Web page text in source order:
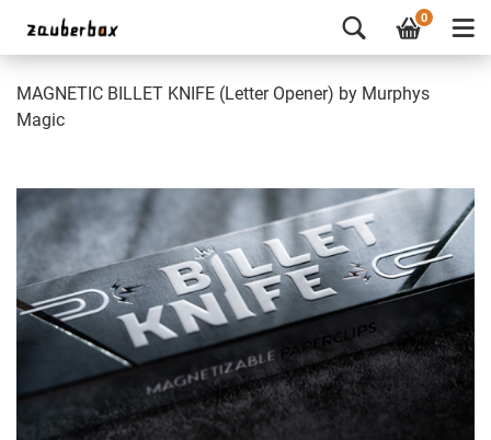
0
MAGNETIC BILLET KNIFE (Letter Opener) by Murphys
Magic